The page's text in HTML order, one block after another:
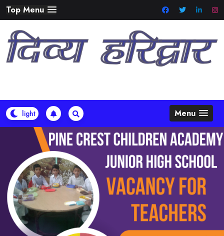
Skip
to
content
Top Menu
Menu